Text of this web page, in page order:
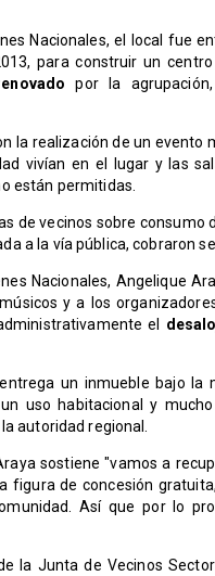
Nacionales, el local fue
para construir un
por la
la realización de un evento
vivían en el lugar y las
están permitidas.
de vecinos sobre consumo
a la vía pública, cobraron
Nacionales, Angelique
y a los
el
un inmueble bajo la
uso habitacional y
autoridad regional.
sostiene "vamos a
figura de concesión
Así que por lo
la Junta de Vecinos